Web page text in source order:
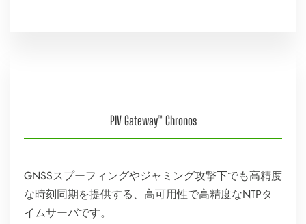
PIV Gateway™ Chronos
GNSSスプーフィングやジャミング攻撃下でも高精度
な時刻同期を提供する、高可用性で高精度なNTPタ
イムサーバです。